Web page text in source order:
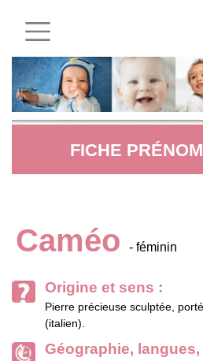
FICHE
Caméo - féminin
Origine et sens :
Pierre précieuse sculptée,
(italien).
Géographie,